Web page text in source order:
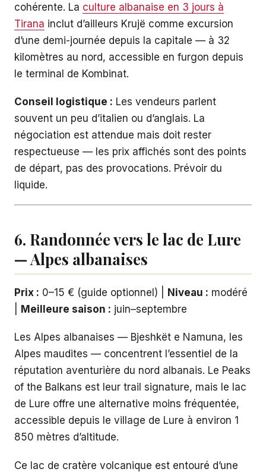
cohérente. La culture albanaise en 3 jours à
Tirana inclut d’ailleurs Krujë comme excursion
d’une demi-journée depuis la capitale — à 32
kilomètres au nord, accessible en furgon depuis
le terminal de Kombinat.
Conseil logistique : Les vendeurs parlent
souvent un peu d’italien ou d’anglais. La
négociation est attendue mais doit rester
respectueuse — les prix affichés sont des points
de départ, pas des provocations. Prévoir du
liquide.
6. Randonnée vers le lac de Lure
— Alpes albanaises
Prix : 0–15 € (guide optionnel) | Niveau : modéré
Meilleure saison : juin–septembre
Les Alpes albanaises — Bjeshkët e Namuna, les
Alpes maudites — concentrent l’essentiel de la
réputation aventurière du nord albanais. Le Peaks
of the Balkans est leur trail signature, mais le lac
de Lure offre une alternative moins fréquentée,
accessible depuis le village de Lure à environ 1
850 mètres d’altitude.
Ce lac de cratère volcanique est entouré d’une